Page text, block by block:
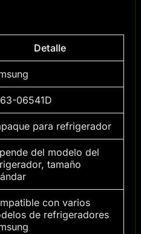
Detalle
06541D
para refrigerador
del modelo del
tamaño
con varios
de refrigeradores